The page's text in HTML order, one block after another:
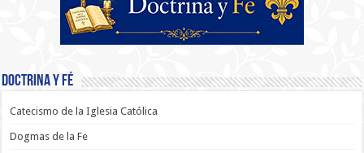
Doctrina y Fé
Catecismo de la Iglesia Católica
Dogmas de la Fe